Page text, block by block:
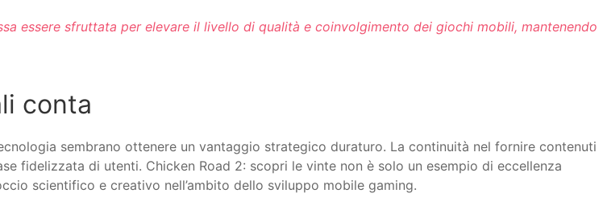
essere sfruttata per elevare il livello di qualità e coinvolgimento dei giochi mobili, mantenendo
conta
sembrano ottenere un vantaggio strategico duraturo. La continuità nel fornire contenuti
fidelizzata di utenti. Chicken Road 2: scopri le vinte non è solo un esempio di eccellenza
scientifico e creativo nell’ambito dello sviluppo mobile gaming.